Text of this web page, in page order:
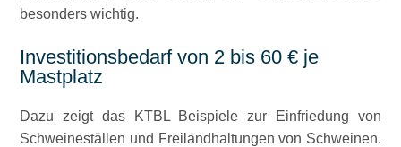
besonders wichtig.
Investitionsbedarf von 2 bis 60 € je
Mastplatz
Dazu zeigt das KTBL Beispiele zur Einfriedung von
Schweineställen und Freilandhaltungen von Schweinen.